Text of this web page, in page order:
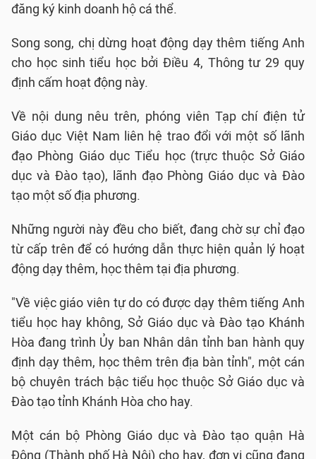
đăng ký kinh doanh hộ cá thể.
Song song, chị dừng hoạt động dạy thêm tiếng Anh
cho học sinh tiểu học bởi Điều 4, Thông tư 29 quy
định cấm hoạt động này.
Về nội dung nêu trên, phóng viên Tạp chí điện tử
Giáo dục Việt Nam liên hệ trao đổi với một số lãnh
đạo Phòng Giáo dục Tiểu học (trực thuộc Sở Giáo
dục và Đào tạo), lãnh đạo Phòng Giáo dục và Đào
tạo một số địa phương.
Những người này đều cho biết, đang chờ sự chỉ đạo
từ cấp trên để có hướng dẫn thực hiện quản lý hoạt
động dạy thêm, học thêm tại địa phương.
"Về việc giáo viên tự do có được dạy thêm tiếng Anh
tiểu học hay không, Sở Giáo dục và Đào tạo Khánh
Hòa đang trình Ủy ban Nhân dân tỉnh ban hành quy
định dạy thêm, học thêm trên địa bàn tỉnh", một cán
bộ chuyên trách bậc tiểu học thuộc Sở Giáo dục và
Đào tạo tỉnh Khánh Hòa cho hay.
Một cán bộ Phòng Giáo dục và Đào tạo quận Hà
Đông (Thành phố Hà Nội) cho hay, đơn vị cũng đang